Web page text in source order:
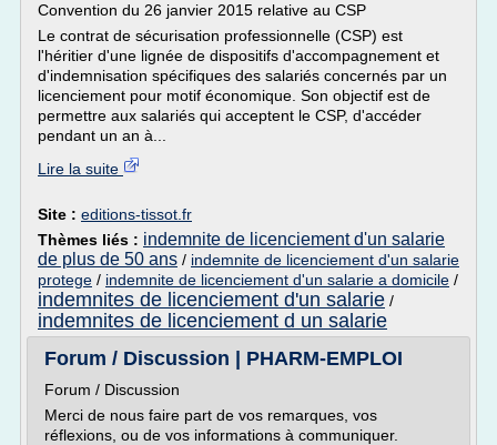
Convention du 26 janvier 2015 relative au CSP
Le contrat de sécurisation professionnelle (CSP) est
l'héritier d'une lignée de dispositifs d'accompagnement et
d'indemnisation spécifiques des salariés concernés par un
licenciement pour motif économique. Son objectif est de
permettre aux salariés qui acceptent le CSP, d'accéder
pendant un an à...
Lire la suite
Site : editions-tissot.fr
Thèmes liés : indemnite de licenciement d'un salarie
de plus de 50 ans / indemnite de licenciement d'un salarie
protege / indemnite de licenciement d'un salarie a domicile /
indemnites de licenciement d'un salarie /
indemnites de licenciement d un salarie
Forum / Discussion | PHARM-EMPLOI
Forum / Discussion
Merci de nous faire part de vos remarques, vos
réflexions, ou de vos informations à communiquer.